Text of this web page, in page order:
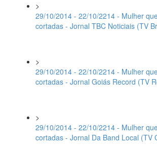
>
29/10/2014 - 22/10/2214 - Mulher
cortadas - Jornal TBC Noticiais (TV
>
29/10/2014 - 22/10/2214 - Mulher
cortadas - Jornal Goiás Record (TV
>
29/10/2014 - 22/10/2214 - Mulher
cortadas - Jornal Da Band Local (TV